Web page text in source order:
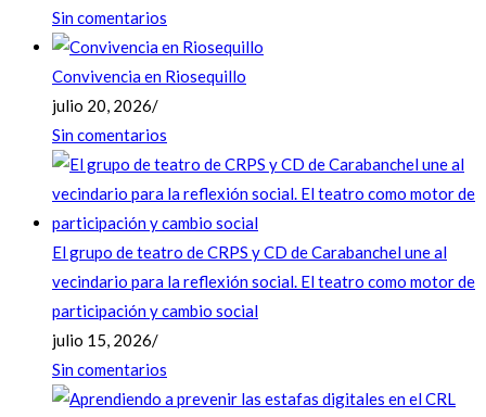
Sin comentarios
Convivencia en Riosequillo
julio 20, 2026/
Sin comentarios
El grupo de teatro de CRPS y CD de Carabanchel une al
vecindario para la reflexión social. El teatro como motor de
participación y cambio social
julio 15, 2026/
Sin comentarios